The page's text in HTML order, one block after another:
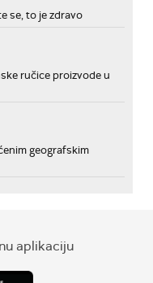
se, to je zdravo
ručice proizvode u
geografskim
aplikaciju